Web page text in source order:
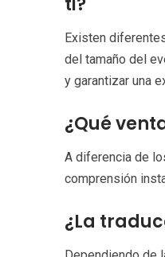
Existen
del tamaño del
y garantizar una
¿Qué
A diferencia de
comprensión
¿La